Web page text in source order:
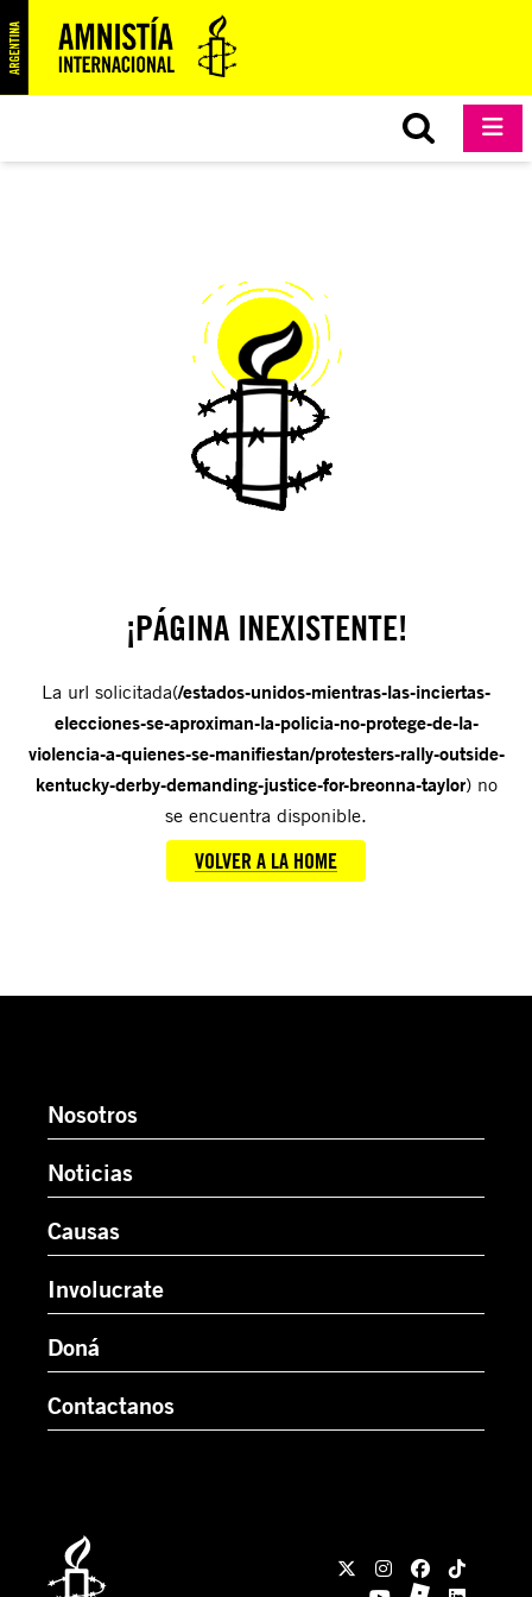
¡PÁGINA INEXISTENTE!
La url solicitada(/estados-unidos-mientras-las-inciertas-
elecciones-se-aproximan-la-policia-no-protege-de-la-
violencia-a-quienes-se-manifiestan/protesters-rally-outside-
kentucky-derby-demanding-justice-for-breonna-taylor) no
se encuentra disponible.
VOLVER A LA HOME
Nosotros
Noticias
Causas
Involucrate
Doná
Contactanos